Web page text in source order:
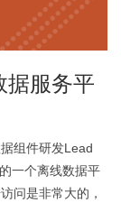
据服务平
组件研发Lead
一个离线数据平
问是非常大的，